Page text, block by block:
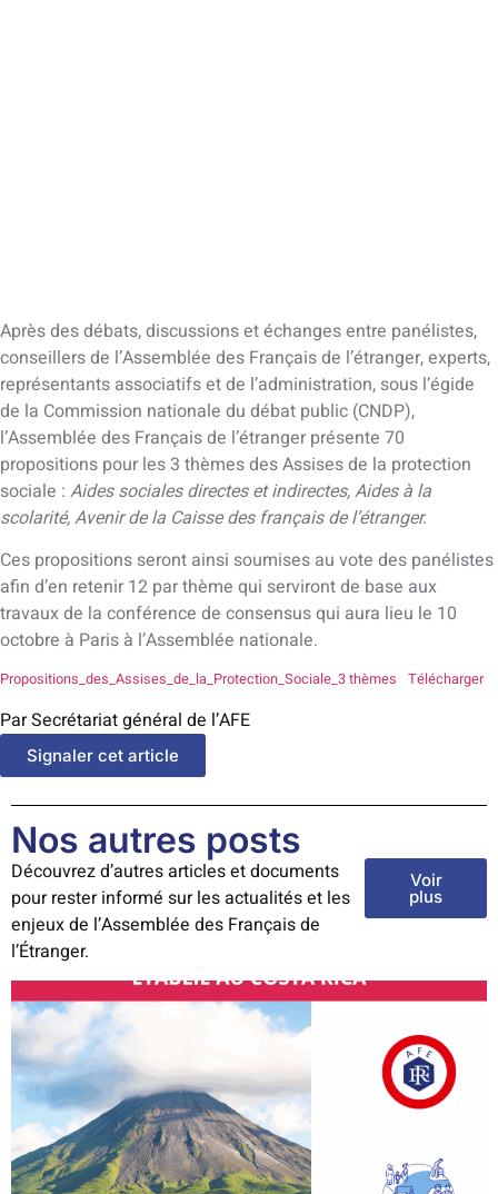
Après des débats, discussions et échanges entre panélistes,
conseillers de l’Assemblée des Français de l’étranger, experts,
représentants associatifs et de l’administration, sous l’égide
de la Commission nationale du débat public (CNDP),
l’Assemblée des Français de l’étranger présente 70
propositions pour les 3 thèmes des Assises de la protection
sociale : Aides sociales directes et indirectes, Aides à la
scolarité, Avenir de la Caisse des français de l’étranger.
Ces propositions seront ainsi soumises au vote des panélistes
afin d’en retenir 12 par thème qui serviront de base aux
travaux de la conférence de consensus qui aura lieu le 10
octobre à Paris à l’Assemblée nationale.
Propositions_des_Assises_de_la_Protection_Sociale_3 thèmes Télécharger
Par Secrétariat général de l’AFE
Signaler cet article
Nos autres posts
Découvrez d’autres articles et documents
pour rester informé sur les actualités et les
enjeux de l’Assemblée des Français de
l’Étranger.
Voir
plus